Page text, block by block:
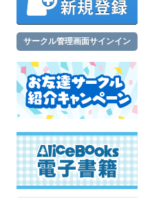
サークル管理画面サインイン